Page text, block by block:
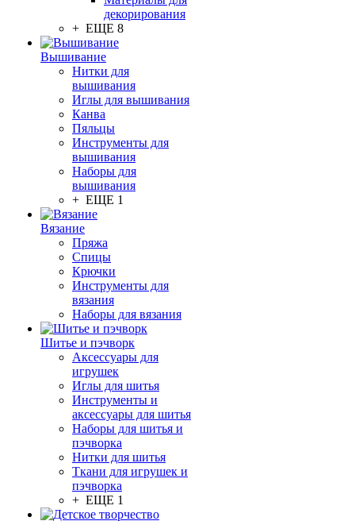
декорирования
+ ЕЩЕ 8
Вышивание
Нитки для
вышивания
Иглы для вышивания
Канва
Пяльцы
Инструменты для
вышивания
Наборы для
вышивания
+ ЕЩЕ 1
Вязание
Пряжа
Спицы
Крючки
Инструменты для
вязания
Наборы для вязания
Шитье и пэчворк
Аксессуары для
игрушек
Иглы для шитья
Инструменты и
аксессуары для шитья
Наборы для шитья и
пэчворка
Нитки для шитья
Ткани для игрушек и
пэчворка
+ ЕЩЕ 1